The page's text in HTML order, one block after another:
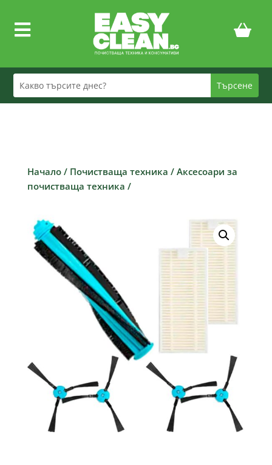

Начало/ Почистваща техника / Аксесоари за
почистваща техника /